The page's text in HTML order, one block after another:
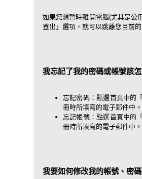
如果您想暫時離開電腦(尤其是公
登出」選項，就可以跳離您目前
我忘記了我的密碼或帳號該
忘記密碼：點選首頁中的
冊時所填寫的電子郵件中。
忘記帳號：點選首頁中的
冊時所填寫的電子郵件中。
我要如何修改我的帳號、密